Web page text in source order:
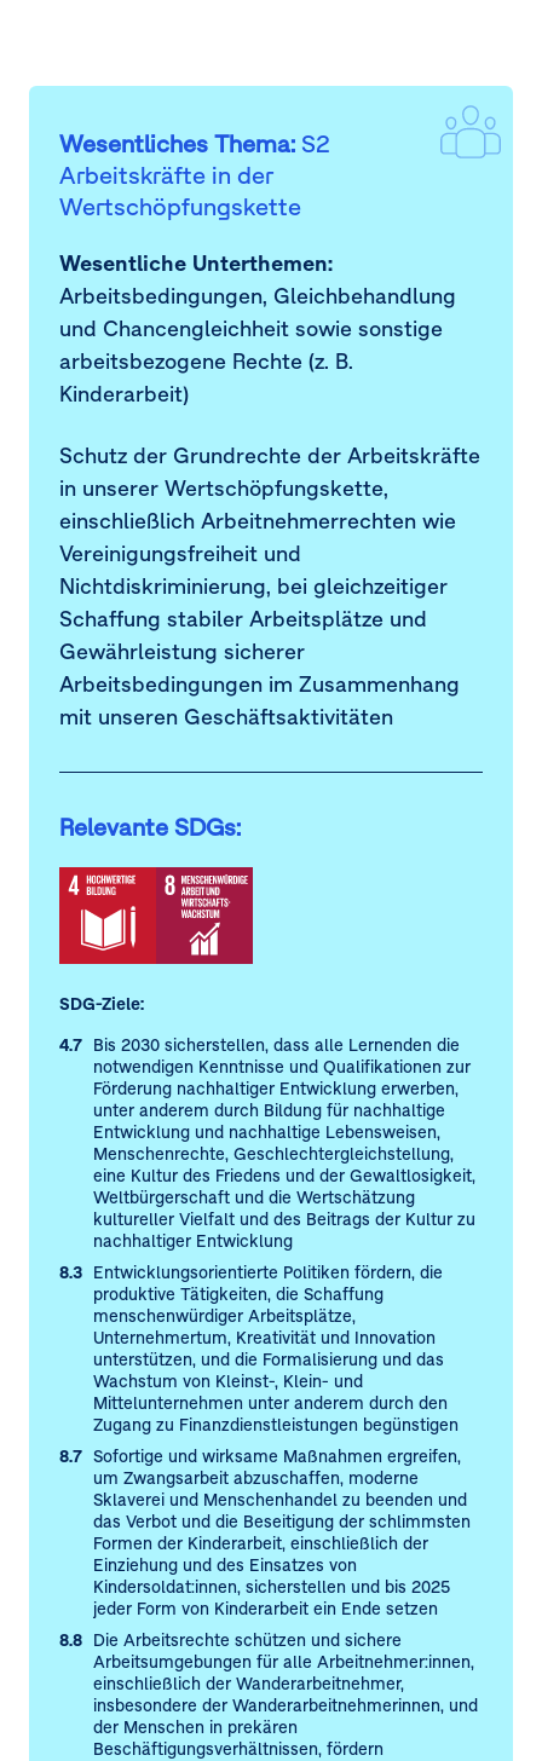
Wesentliches Thema: S2
Arbeitskräfte in der
Wertschöpfungskette
Wesentliche Unterthemen:
Arbeitsbedingungen, Gleichbehandlung
und Chancengleichheit sowie sonstige
arbeitsbezogene Rechte (z. B.
Kinderarbeit)
Schutz der Grundrechte der Arbeitskräfte
in unserer Wertschöpfungskette,
einschließlich Arbeitnehmerrechten wie
Vereinigungsfreiheit und
Nichtdiskriminierung, bei gleichzeitiger
Schaffung stabiler Arbeitsplätze und
Gewährleistung sicherer
Arbeitsbedingungen im Zusammenhang
mit unseren Geschäftsaktivitäten
Relevante SDGs:
SDG-Ziele:
4.7 Bis 2030 sicherstellen, dass alle Lernenden die
notwendigen Kenntnisse und Qualifikationen zur
Förderung nachhaltiger Entwicklung erwerben,
unter anderem durch Bildung für nachhaltige
Entwicklung und nachhaltige Lebensweisen,
Menschenrechte, Geschlechtergleichstellung,
eine Kultur des Friedens und der Gewaltlosigkeit,
Weltbürgerschaft und die Wertschätzung
kultureller Vielfalt und des Beitrags der Kultur zu
nachhaltiger Entwicklung
8.3 Entwicklungsorientierte Politiken fördern, die
produktive Tätigkeiten, die Schaffung
menschenwürdiger Arbeitsplätze,
Unternehmertum, Kreativität und Innovation
unterstützen, und die Formalisierung und das
Wachstum von Kleinst-, Klein- und
Mittelunternehmen unter anderem durch den
Zugang zu Finanzdienstleistungen begünstigen
8.7 Sofortige und wirksame Maßnahmen ergreifen,
um Zwangsarbeit abzuschaffen, moderne
Sklaverei und Menschenhandel zu beenden und
das Verbot und die Beseitigung der schlimmsten
Formen der Kinderarbeit, einschließlich der
Einziehung und des Einsatzes von
Kindersoldat:innen, sicherstellen und bis 2025
jeder Form von Kinderarbeit ein Ende setzen
8.8 Die Arbeitsrechte schützen und sichere
Arbeitsumgebungen für alle Arbeitnehmer:innen,
einschließlich der Wanderarbeitnehmer,
insbesondere der Wanderarbeitnehmerinnen, und
der Menschen in prekären
Beschäftigungsverhältnissen, fördern